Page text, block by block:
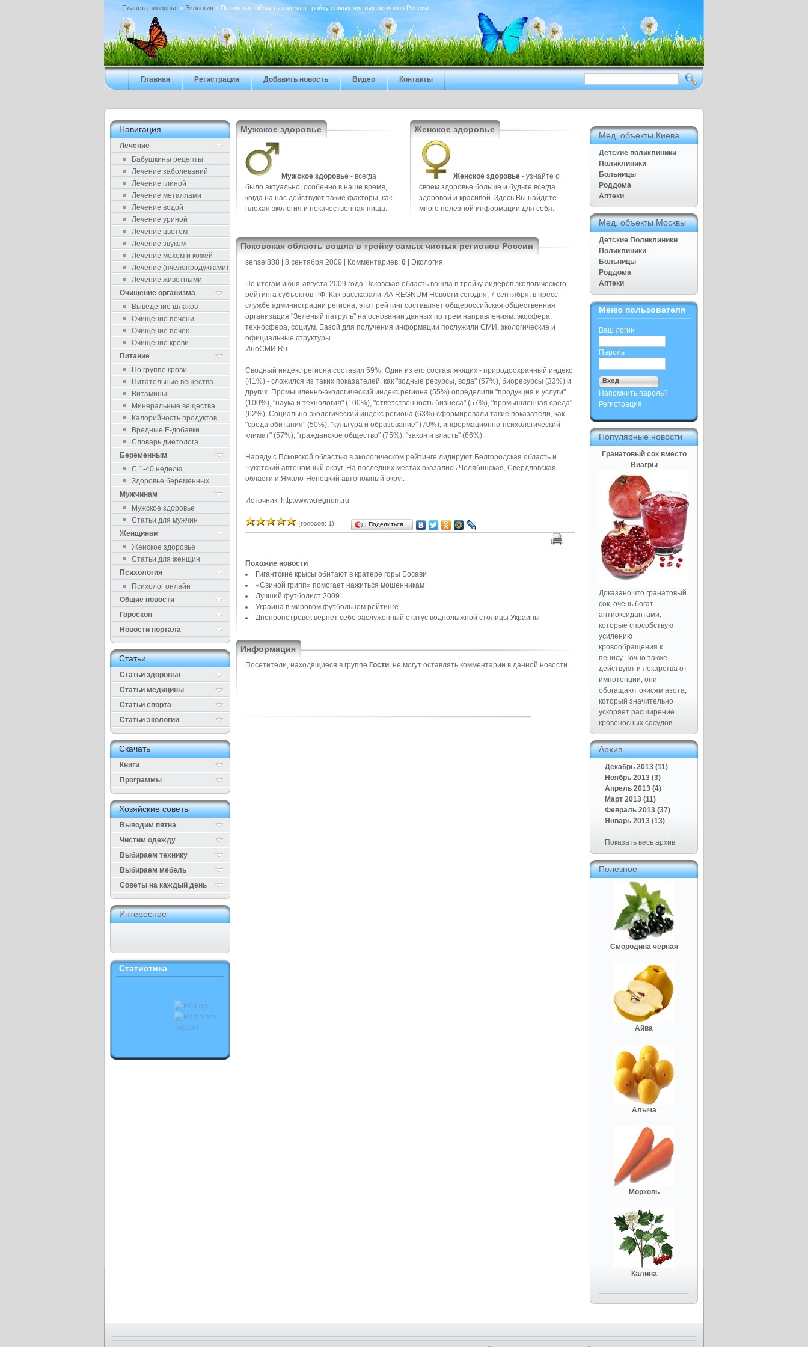
Планета здоровья » Экология » Псковская область вошла в тройку самых чистых регионов России
Здоровый образ жизни приежде
Нет ничего дороже чем наше
здоровье
Полезные советы для дома и
семьи, Рецепты народной
медицины
Главная Регистрация Добавить новость Видео Контакты
Навигация
Лечение
Бабушкины рецепты
Лечение заболеваний
Лечение глиной
Лечение металлами
Лечение водой
Лечение уриной
Лечение цветом
Лечение звуком
Лечение мехом и кожей
Лечение (пчелопродуктами)
Лечение животными
Очищение организма
Выведение шлаков
Очищение печени
Очищение почек
Очищение крови
Питание
По группе крови
Питательные вещества
Витамины
Минеральные вещества
Калорийность продуктов
Вредные Е-добавки
Словарь диетолога
Беременным
С 1-40 неделю
Здоровье беременных
Мужчинам
Мужское здоровье
Статьи для мужчин
Женщинам
Женское здоровье
Статьи для женщин
Психология
Психолог онлайн
Общие новости
Гороскоп
Новости портала
Cтатьи
Статьи здоровья
Cтатьи медицины
Статьи спорта
Статьи экологии
Cкачать
Книги
Программы
Хозяйские советы
Выводим пятна
Чистим одежду
Выбираем технику
Выбираем мебель
Cоветы на каждый день
Интересное
Статистика
Мед. объекты Киева
Детские поликлиники
Поликлиники
Больницы
Роддома
Аптеки
Мед. объекты Москвы
Детские Поликлиники
Поликлиники
Больницы
Роддома
Аптеки
Меню пользователя
Ваш логин
Пароль
Напомнить пароль?
Регистрация
Популярные новости
Гранатовый сок вместо
Виагры
Доказано что гранатовый
сок, очень богат
антиоксидантами,
которые способствую
усилению
кровообращения к
пенису. Точно также
действуют и лекарства от
импотенции, они
обогащают окисям азота,
который значительно
ускоряет расширение
кровеносных сосудов.
Архив
Декабрь 2013 (11)
Ноябрь 2013 (3)
Апрель 2013 (4)
Март 2013 (11)
Февраль 2013 (37)
Январь 2013 (13)
Показать весь архив
Полезное
Смородина черная
Айва
Алыча
Морковь
Калина
Мужское здоровье
Мужское здоровье - всегда
было актуально, особенно в наше время,
когда на нас действуют такие факторы, как
плохая экология и некачественная пища.
Женское здоровье
Женское здоровье- узнайте о
своем здоровье больше и будьте всегда
здоровой и красивой. Здесь Вы найдете
много полезной информации для себя.
Псковская область вошла в тройку самых чистых регионов России
sensei888 | 8 сентября 2009 | Комментариев: 0 Экология
По итогам июня-августа 2009 года Псковская область вошла в тройку лидеров экологического
рейтинга субъектов РФ. Как рассказали ИА REGNUM Новости сегодня, 7 сентября, в пресс-
службе администрации региона, этот рейтинг составляет общероссийская общественная
организация "Зеленый патруль" на основании данных по трем направлениям: экосфера,
техносфера, социум. Базой для получения информации послужили СМИ, экологические и
официальные структуры.
ИноСМИ.Ru
Сводный индекс региона составил 59%. Один из его составляющих - природоохранный индекс
(41%) - сложился из таких показателей, как "водные ресурсы, вода" (57%), биоресурсы (33%) и
других. Промышленно-экологический индекс региона (55%) определили "продукция и услуги"
(100%), "наука и технология" (100%), "ответственность бизнеса" (57%), "промышленная среда"
(62%). Социально-экологический индекс региона (63%) сформировали такие показатели, как
"среда обитания" (50%), "культура и образование" (70%), информационно-психологический
климат" (57%), "гражданское общество" (75%), "закон и власть" (66%).
Наряду с Псковской областью в экологическом рейтинге лидируют Белгородская область и
Чукотский автономный округ. На последних местах оказались Челябинская, Свердловская
области и Ямало-Ненецкий автономный округ.
Источник: http://www.regnum.ru
(голосов: 1) Поделиться…
Похожие новости
Гигантские крысы обитают в кратере горы Босави
«Свиной грипп» помогает нажиться мошенникам
Лучший футболист 2009
Украина в мировом футбольном рейтинге
Днепропетровск вернет себе заслуженный статус воднолыжной столицы Украины
Информация
Посетители, находящиеся в группе Гости, не могут оставлять комментарии в данной новости.